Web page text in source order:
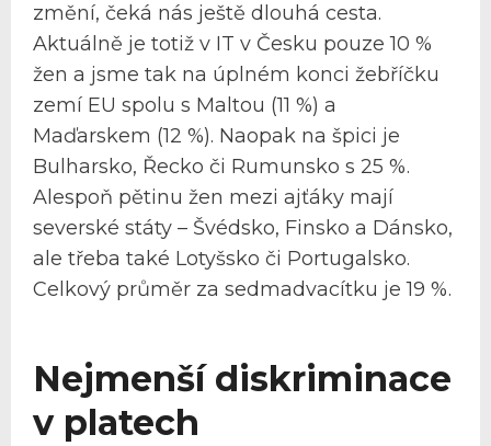
změní, čeká nás ještě dlouhá cesta.
Aktuálně je totiž v IT v Česku pouze 10 %
žen a jsme tak na úplném konci žebříčku
zemí EU spolu s Maltou (11 %) a
Maďarskem (12 %). Naopak na špici je
Bulharsko, Řecko či Rumunsko s 25 %.
Alespoň pětinu žen mezi ajťáky mají
severské státy – Švédsko, Finsko a Dánsko,
ale třeba také Lotyšsko či Portugalsko.
Celkový průměr za sedmadvacítku je 19 %.
Nejmenší diskriminace
v platech